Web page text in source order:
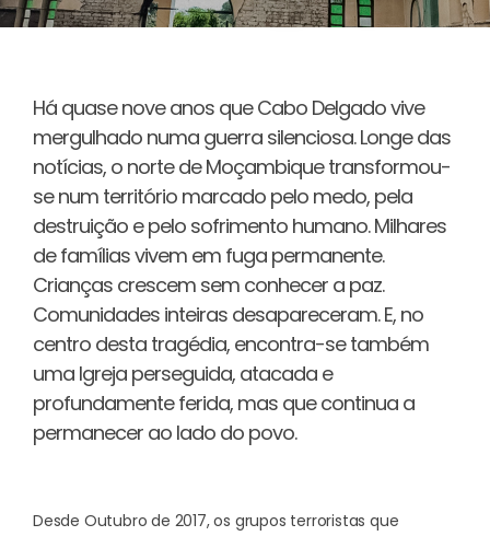
Há quase nove anos que Cabo Delgado vive
mergulhado numa guerra silenciosa. Longe das
notícias, o norte de Moçambique transformou-
se num território marcado pelo medo, pela
destruição e pelo sofrimento humano. Milhares
de famílias vivem em fuga permanente.
Crianças crescem sem conhecer a paz.
Comunidades inteiras desapareceram. E, no
centro desta tragédia, encontra-se também
uma Igreja perseguida, atacada e
profundamente ferida, mas que continua a
permanecer ao lado do povo.
Desde Outubro de 2017, os grupos terroristas que